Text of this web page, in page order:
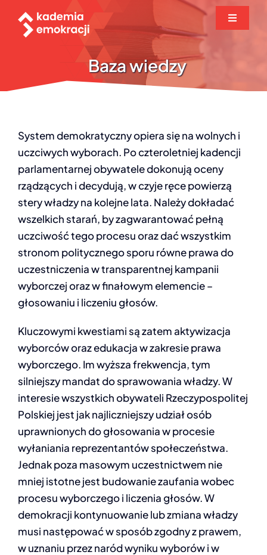
zawartości
Toggle
Biuletyn
Seminaria
Zgłoszenie
INFOLINIA
Baza wiedzy
System demokratyczny opiera się na wolnych i
uczciwych wyborach. Po czteroletniej kadencji
parlamentarnej obywatele dokonują oceny
rządzących i decydują, w czyje ręce powierzą
stery władzy na kolejne lata. Należy dokładać
wszelkich starań, by zagwarantować pełną
uczciwość tego procesu oraz dać wszystkim
stronom politycznego sporu równe prawa do
uczestniczenia w transparentnej kampanii
wyborczej oraz w finałowym elemencie –
głosowaniu i liczeniu głosów.
Kluczowymi kwestiami są zatem aktywizacja
wyborców oraz edukacja w zakresie prawa
wyborczego. Im wyższa frekwencja, tym
silniejszy mandat do sprawowania władzy. W
interesie wszystkich obywateli Rzeczypospolitej
Polskiej jest jak najliczniejszy udział osób
uprawnionych do głosowania w procesie
wyłaniania reprezentantów społeczeństwa.
Jednak poza masowym uczestnictwem nie
mniej istotne jest budowanie zaufania wobec
procesu wyborczego i liczenia głosów. W
demokracji kontynuowanie lub zmiana władzy
musi następować w sposób zgodny z prawem,
w uznaniu przez naród wyniku wyborów i w